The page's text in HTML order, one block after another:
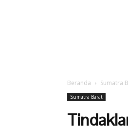
Beranda Sumatra
Sumatra Barat